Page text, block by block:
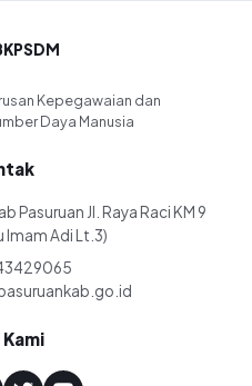
Kepegawaian dan
Daya Manusia
Pasuruan Jl. Raya Raci KM 9
Imam Adi Lt.3)